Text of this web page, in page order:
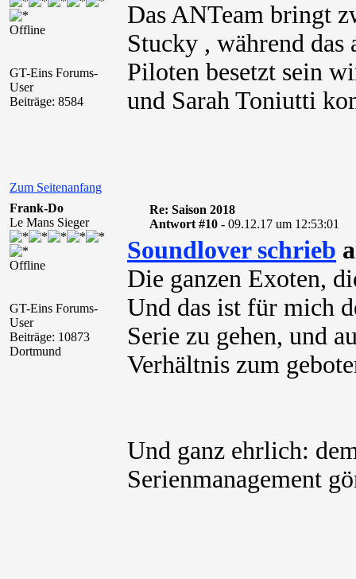
Offline
GT-Eins Forums-
User
Beiträge: 8584
Das ANTeam bringt
Stucky , während das
Piloten besetzt sein
und Sarah Toniutti
Zum Seitenanfang
Frank-Do
Le Mans Sieger
Offline
GT-Eins Forums-
User
Beiträge: 10873
Dortmund
Re: Saison 2018
Antwort #10 - 09.12.17 um 12:53:01
Soundlover schrieb
Die ganzen Exoten,
Und das ist für mich
Serie zu gehen, und
Verhältnis zum
Und ganz ehrlich:
Serienmanagement